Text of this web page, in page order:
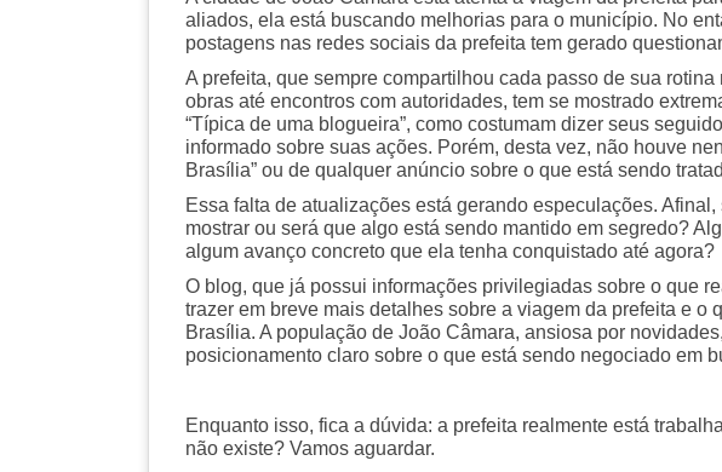
aliados, ela está buscando melhorias para o município. No
postagens nas redes sociais da prefeita tem gerado
A prefeita, que sempre compartilhou cada passo de sua
obras até encontros com autoridades, tem se mostrado
“Típica de uma blogueira”, como costumam dizer seus
informado sobre suas ações. Porém, desta vez, não houve
Brasília” ou de qualquer anúncio sobre o que está sendo
Essa falta de atualizações está gerando especulações.
mostrar ou será que algo está sendo mantido em segredo?
algum avanço concreto que ela tenha conquistado até agora?
O blog, que já possui informações privilegiadas sobre o que
trazer em breve mais detalhes sobre a viagem da prefeita e o
Brasília. A população de João Câmara, ansiosa por
posicionamento claro sobre o que está sendo negociado em
Enquanto isso, fica a dúvida: a prefeita realmente está
não existe? Vamos aguardar.